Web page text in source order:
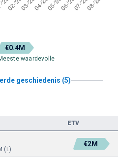
€0.4M
waardevolle
geschiedenis (5)
ETV
(L)
€2M